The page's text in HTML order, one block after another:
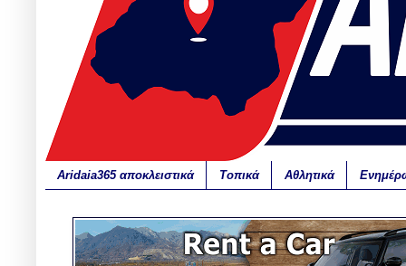
Aridaia365 αποκλειστικά Τοπικά Αθλητικά